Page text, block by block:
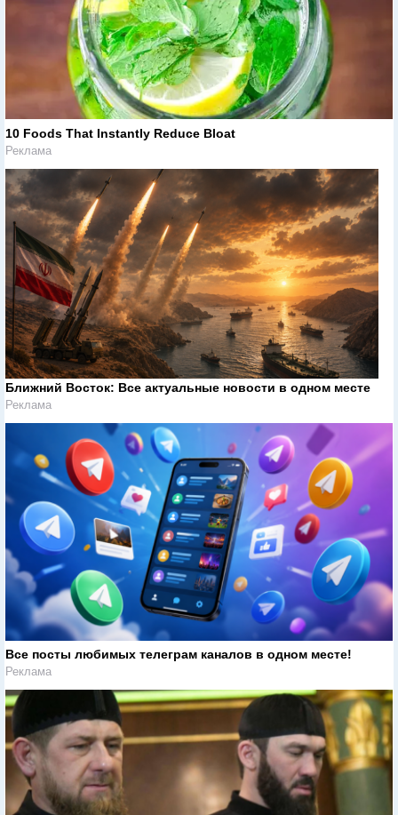
10 Foods That Instantly Reduce Bloat
Реклама
Ближний Восток: Все актуальные новости в одном месте
Реклама
Все посты любимых телеграм каналов в одном месте!
Реклама